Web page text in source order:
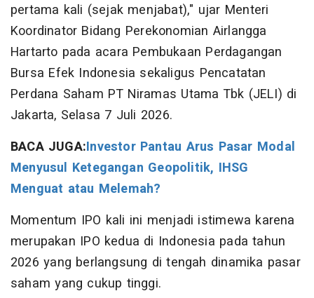
pertama kali (sejak menjabat)," ujar Menteri
Koordinator Bidang Perekonomian Airlangga
Hartarto pada acara Pembukaan Perdagangan
Bursa Efek Indonesia sekaligus Pencatatan
Perdana Saham PT Niramas Utama Tbk (JELI) di
Jakarta, Selasa 7 Juli 2026.
BACA JUGA:Investor Pantau Arus Pasar Modal
Menyusul Ketegangan Geopolitik, IHSG
Menguat atau Melemah?
Momentum IPO kali ini menjadi istimewa karena
merupakan IPO kedua di Indonesia pada tahun
2026 yang berlangsung di tengah dinamika pasar
saham yang cukup tinggi.